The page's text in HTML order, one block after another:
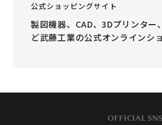
公式ショッピングサイト
製図機器、CAD、3Dプリンター
ど武藤工業の公式オンラインシ
OFFICIAL SNS